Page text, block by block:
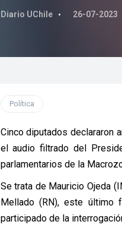
Diario UChile 26-07-2023
Política
Cinco diputados declararon
el audio filtrado del
parlamentarios de la
Se trata de Mauricio Ojeda
Mellado (RN), este último
participado de la